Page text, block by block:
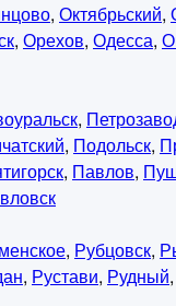
, Октябрьский,
, Орехов, Одесса,
,
, Подольск,
, Павлов,
, Рубцовск,
, Рустави, Рудный,